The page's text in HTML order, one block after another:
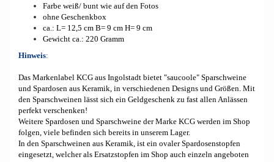
Farbe weiß/ bunt wie auf den Fotos
ohne Geschenkbox
ca.: L= 12,5 cm B= 9 cm H= 9 cm
Gewicht ca.: 220 Gramm
Hinweis:
Das Markenlabel KCG aus Ingolstadt bietet "saucoole" Sparschweine
und Spardosen aus Keramik, in verschiedenen Designs und Größen. Mit
den Sparschweinen lässt sich ein Geldgeschenk zu fast allen Anlässen
perfekt verschenken!
Weitere Spardosen und Sparschweine der Marke KCG werden im Shop
folgen, viele befinden sich bereits in unserem Lager.
In den Sparschweinen aus Keramik, ist ein ovaler Spardosenstopfen
eingesetzt, welcher als Ersatzstopfen im Shop auch einzeln angeboten